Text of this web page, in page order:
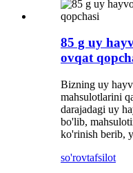
85 g uy
ovqat
Bizning uy
mahsulotlarini
darajadagi uy
bo'lib,
ko'rinish berib,
so'rovtafsilot